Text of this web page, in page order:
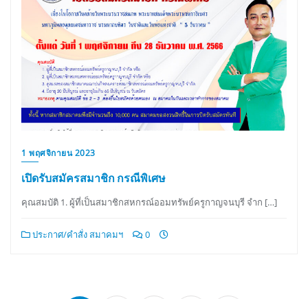
1 พฤศจิกายน 2023
เปิดรับสมัครสมาชิก กรณีพิเศษ
คุณสมบัติ 1. ผู้ที่เป็นสมาชิกสหกรณ์ออมทรัพย์ครูกาญจนบุรี จำก […]
ประกาศ/คำสั่ง สมาคมฯ 0